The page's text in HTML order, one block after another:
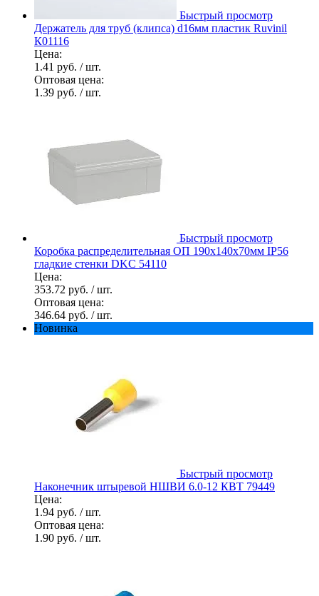
Быстрый просмотр
Держатель для труб (клипса) d16мм пластик Ruvinil
К01116
Цена:
1.41 руб. / шт.
Оптовая цена:
1.39 руб. / шт.
Быстрый просмотр
Коробка распределительная ОП 190х140х70мм IP56
гладкие стенки DKC 54110
Цена:
353.72 руб. / шт.
Оптовая цена:
346.64 руб. / шт.
Новинка
Быстрый просмотр
Наконечник штыревой НШВИ 6.0-12 КВТ 79449
Цена:
1.94 руб. / шт.
Оптовая цена:
1.90 руб. / шт.